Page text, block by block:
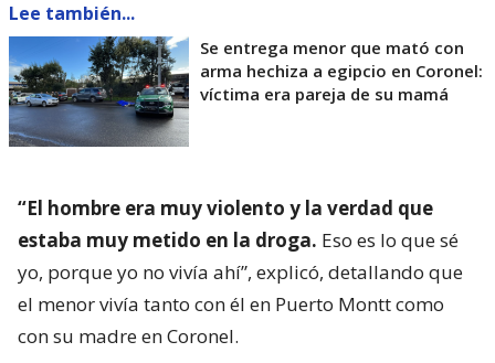
Lee también...
Se entrega menor que mató con
arma hechiza a egipcio en Coronel:
víctima era pareja de su mamá
“El hombre era muy violento y la verdad que
estaba muy metido en la droga. Eso es lo que sé
yo, porque yo no vivía ahí”, explicó, detallando que
el menor vivía tanto con él en Puerto Montt como
con su madre en Coronel.